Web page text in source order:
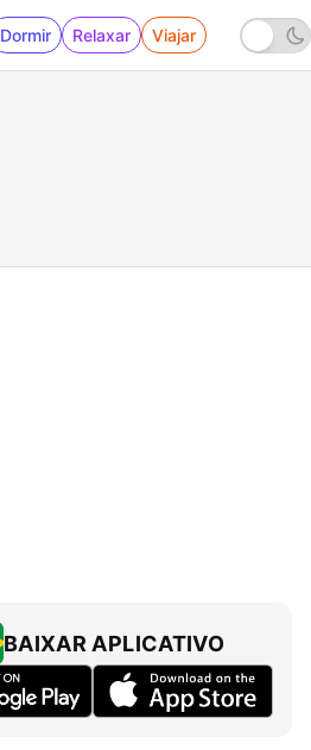
Dormir Relaxar Viajar
BAIXAR APLICATIVO